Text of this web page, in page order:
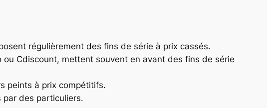
régulièrement des fins de série à prix cassés.
Cdiscount, mettent souvent en avant des fins de série
peints à prix compétitifs.
par des particuliers.